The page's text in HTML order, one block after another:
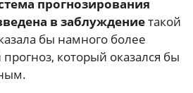
прогнозирования
в заблуждениетакой
бы намного более
который оказался бы